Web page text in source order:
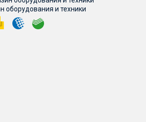
оборудования и техники